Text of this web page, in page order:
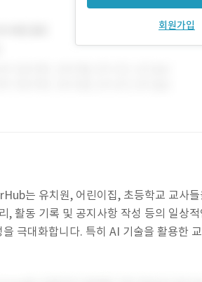
회원가입
는 유치원, 어린이집, 초등학교 교사
, 활동 기록 및 공지사항 작성 등의 일상
극대화합니다. 특히 AI 기술을 활용한